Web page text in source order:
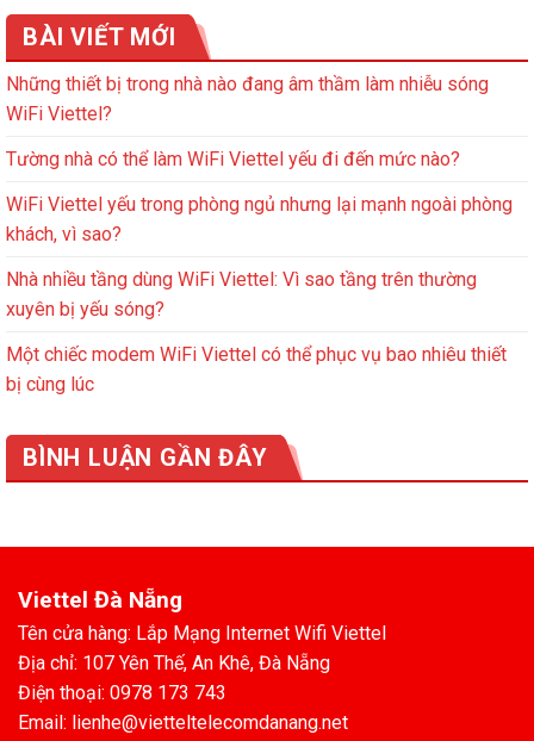
BÀI VIẾT MỚI
Những thiết bị trong nhà nào đang âm thầm làm nhiễu sóng
WiFi Viettel?
Tường nhà có thể làm WiFi Viettel yếu đi đến mức nào?
WiFi Viettel yếu trong phòng ngủ nhưng lại mạnh ngoài phòng
khách, vì sao?
Nhà nhiều tầng dùng WiFi Viettel: Vì sao tầng trên thường
xuyên bị yếu sóng?
Một chiếc modem WiFi Viettel có thể phục vụ bao nhiêu thiết
bị cùng lúc
BÌNH LUẬN GẦN ĐÂY
Viettel Đà Nẵng
Tên cửa hàng: Lắp Mạng Internet Wifi Viettel
Địa chỉ: 107 Yên Thế, An Khê, Đà Nẵng
Điện thoại: 0978 173 743
Email: lienhe@vietteltelecomdanang.net